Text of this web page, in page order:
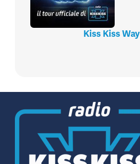
Kiss Kiss Way